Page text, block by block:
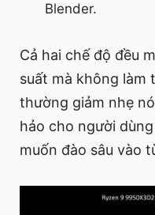
Blender.
Cả hai chế độ đều
suất mà không làm
thường giảm nhẹ
hảo cho người
muốn đào sâu vào